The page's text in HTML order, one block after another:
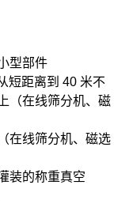
型部件
短距离到 40 米不
（在线筛分机、磁
在线筛分机、磁选
装的称重真空